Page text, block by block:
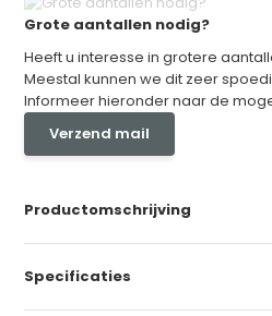
Grote aantallen nodig?
Heeft u interesse in grotere
Meestal kunnen we dit zeer
Informeer hieronder naar de
Verzend mail
Productomschrijving
Specificaties